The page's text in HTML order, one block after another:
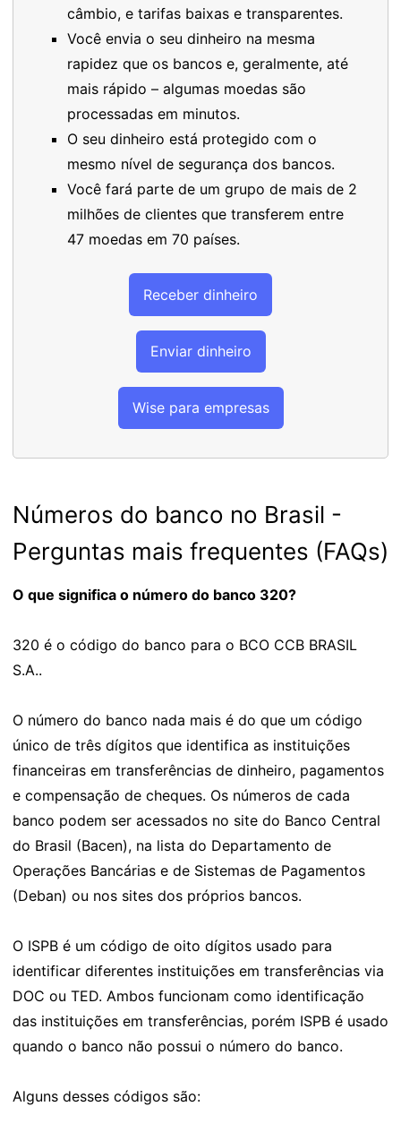
câmbio, e tarifas baixas e transparentes.
Você envia o seu dinheiro na mesma
rapidez que os bancos e, geralmente, até
mais rápido – algumas moedas são
processadas em minutos.
O seu dinheiro está protegido com o
mesmo nível de segurança dos bancos.
Você fará parte de um grupo de mais de 2
milhões de clientes que transferem entre
47 moedas em 70 países.
Receber dinheiro
Enviar dinheiro
Wise para empresas
Números do banco no Brasil -
Perguntas mais frequentes (FAQs)
O que significa o número do banco 320?
320 é o código do banco para o BCO CCB BRASIL
S.A..
O número do banco nada mais é do que um código
único de três dígitos que identifica as instituições
financeiras em transferências de dinheiro, pagamentos
e compensação de cheques. Os números de cada
banco podem ser acessados no site do Banco Central
do Brasil (Bacen), na lista do Departamento de
Operações Bancárias e de Sistemas de Pagamentos
(Deban) ou nos sites dos próprios bancos.
O ISPB é um código de oito dígitos usado para
identificar diferentes instituições em transferências via
DOC ou TED. Ambos funcionam como identificação
das instituições em transferências, porém ISPB é usado
quando o banco não possui o número do banco.
Alguns desses códigos são: